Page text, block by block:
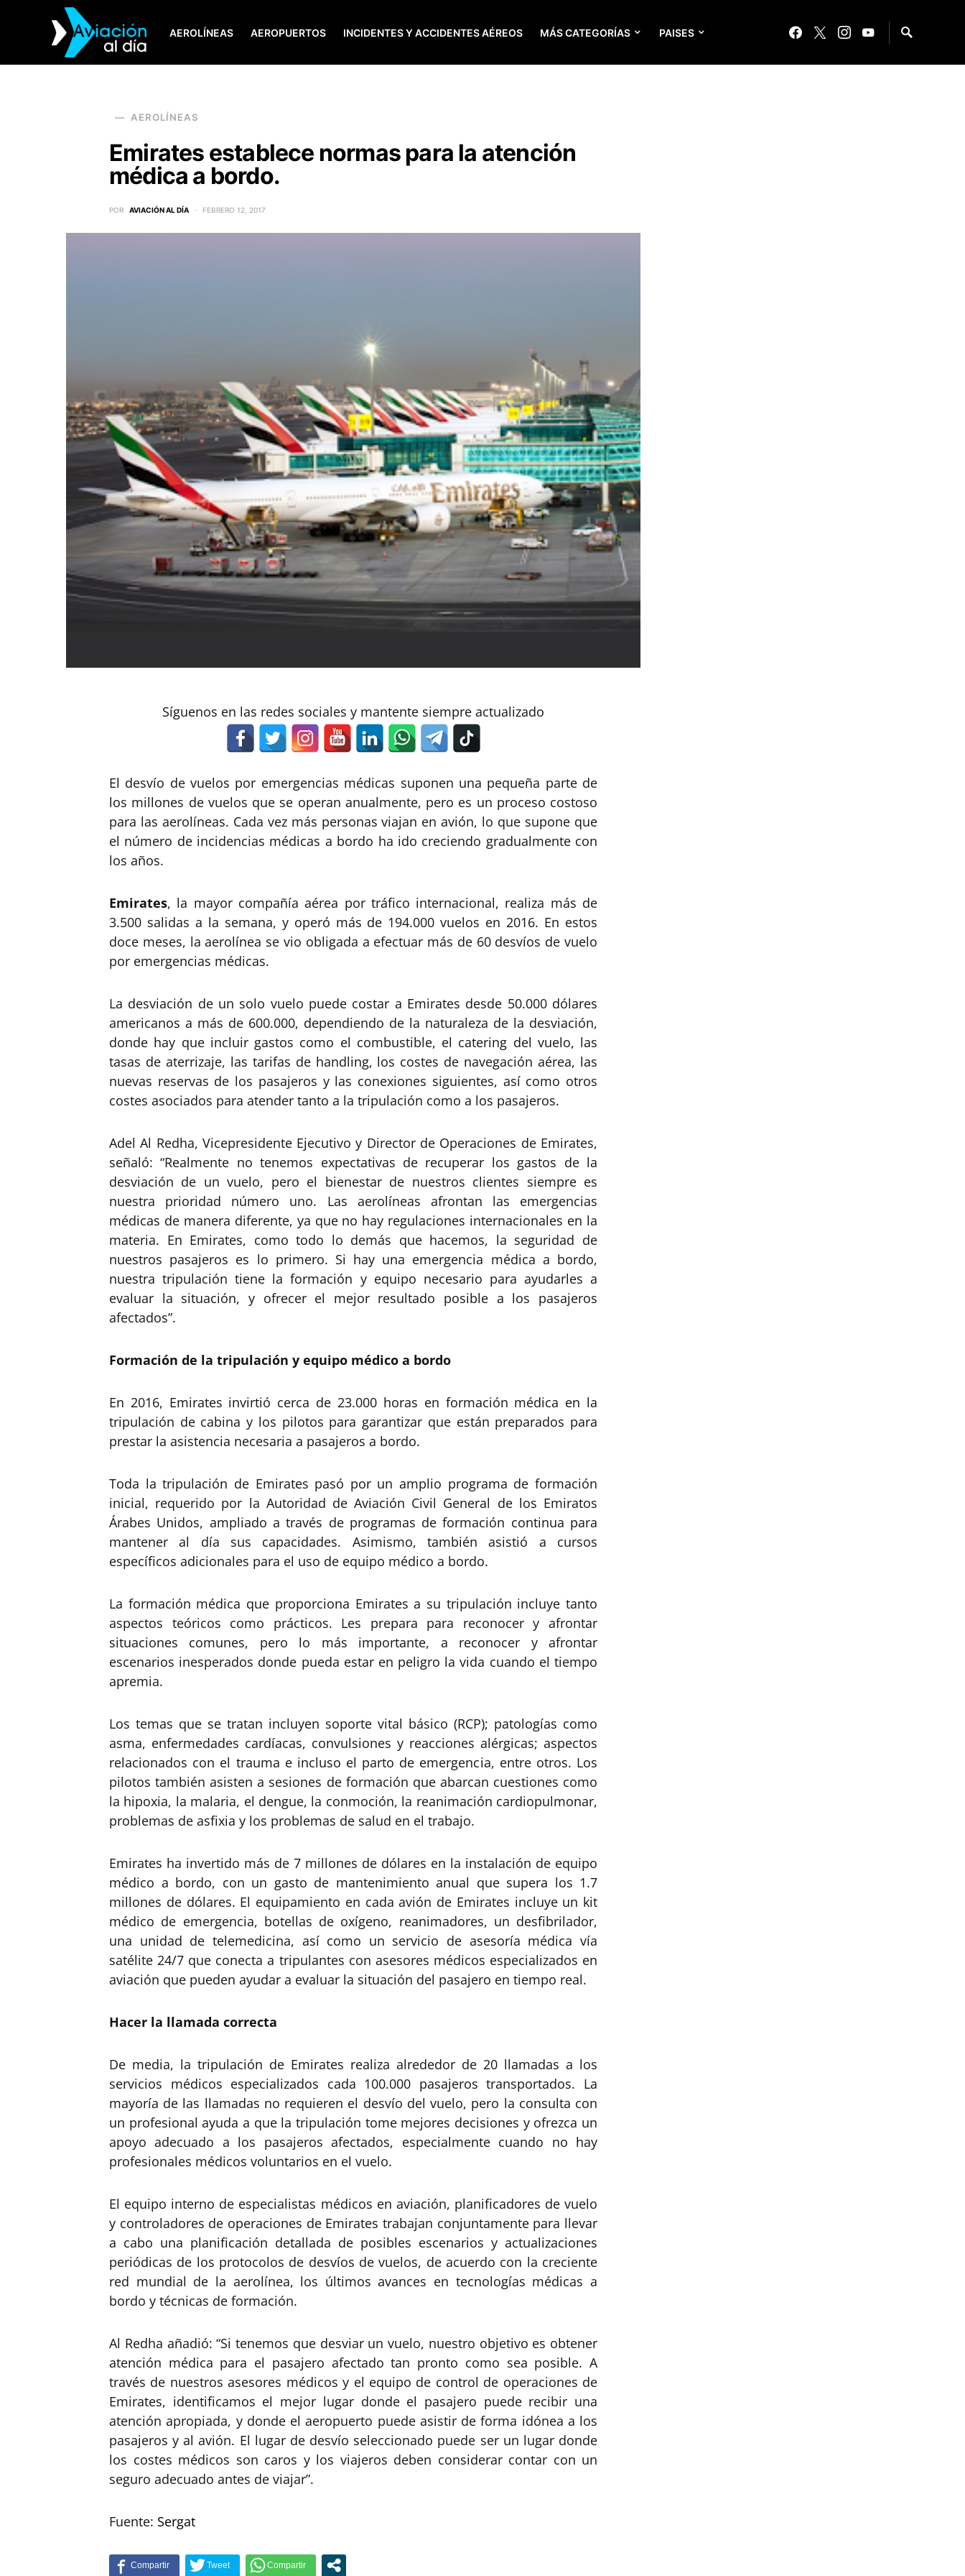
AEROLÍNEAS AEROPUERTOS INCIDENTES Y ACCIDENTES AÉREOS MÁS CATEGORÍAS PAISES
SEARCH FOR:
AEROLÍNEAS
Emirates establece normas para la atención
médica a bordo.
POR AVIACIÓN AL DÍA FEBRERO 12, 2017
Síguenos en las redes sociales y mantente siempre actualizado
El desvío de vuelos por emergencias médicas suponen una pequeña parte de
los millones de vuelos que se operan anualmente, pero es un proceso costoso
para las aerolíneas. Cada vez más personas viajan en avión, lo que supone que
el número de incidencias médicas a bordo ha ido creciendo gradualmente con
los años.
Emirates, la mayor compañía aérea por tráfico internacional, realiza más de
3.500 salidas a la semana, y operó más de 194.000 vuelos en 2016. En estos
doce meses, la aerolínea se vio obligada a efectuar más de 60 desvíos de vuelo
por emergencias médicas.
La desviación de un solo vuelo puede costar a Emirates desde 50.000 dólares
americanos a más de 600.000, dependiendo de la naturaleza de la desviación,
donde hay que incluir gastos como el combustible, el catering del vuelo, las
tasas de aterrizaje, las tarifas de handling, los costes de navegación aérea, las
nuevas reservas de los pasajeros y las conexiones siguientes, así como otros
costes asociados para atender tanto a la tripulación como a los pasajeros.
Adel Al Redha, Vicepresidente Ejecutivo y Director de Operaciones de Emirates,
señaló: “Realmente no tenemos expectativas de recuperar los gastos de la
desviación de un vuelo, pero el bienestar de nuestros clientes siempre es
nuestra prioridad número uno. Las aerolíneas afrontan las emergencias
médicas de manera diferente, ya que no hay regulaciones internacionales en la
materia. En Emirates, como todo lo demás que hacemos, la seguridad de
nuestros pasajeros es lo primero. Si hay una emergencia médica a bordo,
nuestra tripulación tiene la formación y equipo necesario para ayudarles a
evaluar la situación, y ofrecer el mejor resultado posible a los pasajeros
afectados”.
Formación de la tripulación y equipo médico a bordo
En 2016, Emirates invirtió cerca de 23.000 horas en formación médica en la
tripulación de cabina y los pilotos para garantizar que están preparados para
prestar la asistencia necesaria a pasajeros a bordo.
Toda la tripulación de Emirates pasó por un amplio programa de formación
inicial, requerido por la Autoridad de Aviación Civil General de los Emiratos
Árabes Unidos, ampliado a través de programas de formación continua para
mantener al día sus capacidades. Asimismo, también asistió a cursos
específicos adicionales para el uso de equipo médico a bordo.
La formación médica que proporciona Emirates a su tripulación incluye tanto
aspectos teóricos como prácticos. Les prepara para reconocer y afrontar
situaciones comunes, pero lo más importante, a reconocer y afrontar
escenarios inesperados donde pueda estar en peligro la vida cuando el tiempo
apremia.
Los temas que se tratan incluyen soporte vital básico (RCP); patologías como
asma, enfermedades cardíacas, convulsiones y reacciones alérgicas; aspectos
relacionados con el trauma e incluso el parto de emergencia, entre otros. Los
pilotos también asisten a sesiones de formación que abarcan cuestiones como
la hipoxia, la malaria, el dengue, la conmoción, la reanimación cardiopulmonar,
problemas de asfixia y los problemas de salud en el trabajo.
Emirates ha invertido más de 7 millones de dólares en la instalación de equipo
médico a bordo, con un gasto de mantenimiento anual que supera los 1.7
millones de dólares. El equipamiento en cada avión de Emirates incluye un kit
médico de emergencia, botellas de oxígeno, reanimadores, un desfibrilador,
una unidad de telemedicina, así como un servicio de asesoría médica vía
satélite 24/7 que conecta a tripulantes con asesores médicos especializados en
aviación que pueden ayudar a evaluar la situación del pasajero en tiempo real.
Hacer la llamada correcta
De media, la tripulación de Emirates realiza alrededor de 20 llamadas a los
servicios médicos especializados cada 100.000 pasajeros transportados. La
mayoría de las llamadas no requieren el desvío del vuelo, pero la consulta con
un profesional ayuda a que la tripulación tome mejores decisiones y ofrezca un
apoyo adecuado a los pasajeros afectados, especialmente cuando no hay
profesionales médicos voluntarios en el vuelo.
El equipo interno de especialistas médicos en aviación, planificadores de vuelo
y controladores de operaciones de Emirates trabajan conjuntamente para llevar
a cabo una planificación detallada de posibles escenarios y actualizaciones
periódicas de los protocolos de desvíos de vuelos, de acuerdo con la creciente
red mundial de la aerolínea, los últimos avances en tecnologías médicas a
bordo y técnicas de formación.
Al Redha añadió: “Si tenemos que desviar un vuelo, nuestro objetivo es obtener
atención médica para el pasajero afectado tan pronto como sea posible. A
través de nuestros asesores médicos y el equipo de control de operaciones de
Emirates, identificamos el mejor lugar donde el pasajero puede recibir una
atención apropiada, y donde el aeropuerto puede asistir de forma idónea a los
pasajeros y al avión. El lugar de desvío seleccionado puede ser un lugar donde
los costes médicos son caros y los viajeros deben considerar contar con un
seguro adecuado antes de viajar”.
Fuente: Sergat